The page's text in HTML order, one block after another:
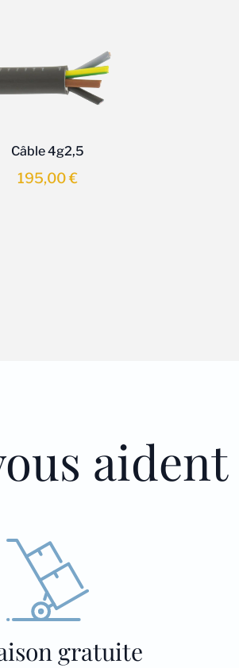
Câble 4g2,5
195,00€
aident
gratuite